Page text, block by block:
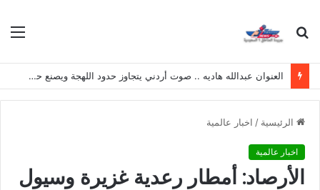
بحث
العنوان عبدالله هاديه .. صوت أردني يتجاوز حدود اللهجة ويصنع حضوره الخاص
الرئيسية / اخبار عالمية
اخبار عالمية
الأرصاد: أمطار رعدية غزيرة وسيول